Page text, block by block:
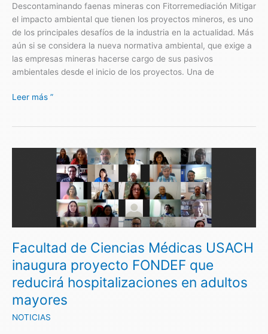
Descontaminando faenas mineras con Fitorremediación Mitigar
el impacto ambiental que tienen los proyectos mineros, es uno
de los principales desafíos de la industria en la actualidad. Más
aún si se considera la nueva normativa ambiental, que exige a
las empresas mineras hacerse cargo de sus pasivos
ambientales desde el inicio de los proyectos. Una de
Leer más ”
Facultad de Ciencias Médicas USACH
inaugura proyecto FONDEF que
reducirá hospitalizaciones en adultos
mayores
NOTICIAS
FONDEF
que
reducirá
hospitalizaciones
en